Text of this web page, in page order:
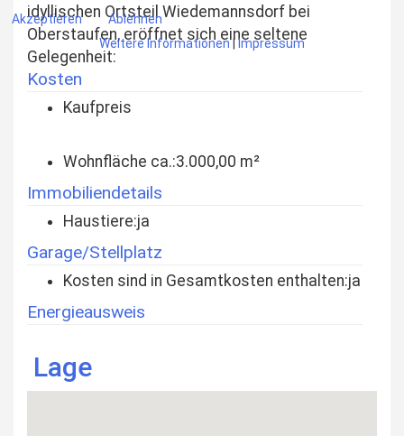
idyllischen Ortsteil Wiedemannsdorf bei
Oberstaufen, eröffnet sich eine seltene
Gelegenheit:
Kosten
Kaufpreis
Wohnfläche ca.:3.000,00 m²
Immobiliendetails
Haustiere:ja
Garage/Stellplatz
Kosten sind in Gesamtkosten enthalten:ja
Energieausweis
Lage
Akzeptieren
Ablehnen
Weitere Informationen|Impressum